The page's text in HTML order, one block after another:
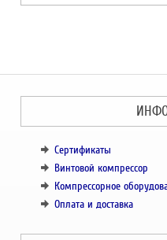
Сертификаты
Винтовой компрессор
Компрессорное
Оплата и доставка